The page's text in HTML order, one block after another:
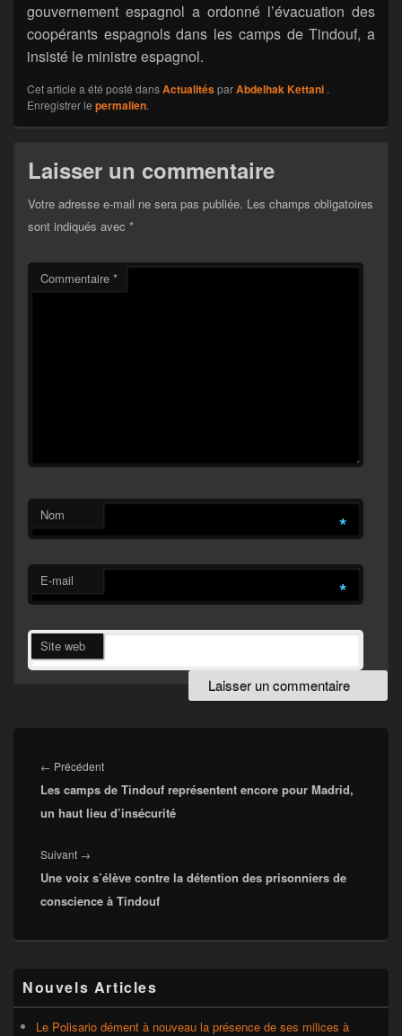
gouvernement espagnol a ordonné l’évacuation des
coopérants espagnols dans les camps de Tindouf, a
insisté le ministre espagnol.
Cet article a été posté dansActualitésparAbdelhak Kettani .
Enregistrer le permalien.
Laisser un commentaire
Votre adresse e-mail ne sera pas publiée. Les champs obligatoires
sont indiqués avec *
Commentaire *
Nom *
E-mail *
Site web
de
l’article
← PrécédentArticle
précédent :
Les camps de Tindouf représentent encore pour Madrid,
un haut lieu d’insécurité
Suivant →
suivant :
Une voix s’élève contre la détention des prisonniers de
conscience à Tindouf
principale
de
widget
Nouvels Articles
Le Polisario dément à nouveau la présence de ses milices à